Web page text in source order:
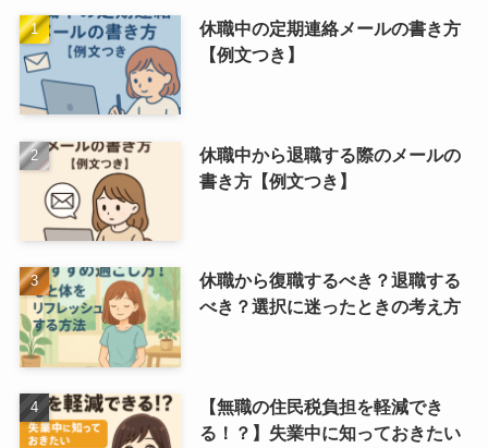
休職中の定期連絡メールの書き方
【例文つき】
休職中から退職する際のメールの
書き方【例文つき】
休職から復職するべき？退職する
べき？選択に迷ったときの考え方
【無職の住民税負担を軽減でき
る！？】失業中に知っておきたい